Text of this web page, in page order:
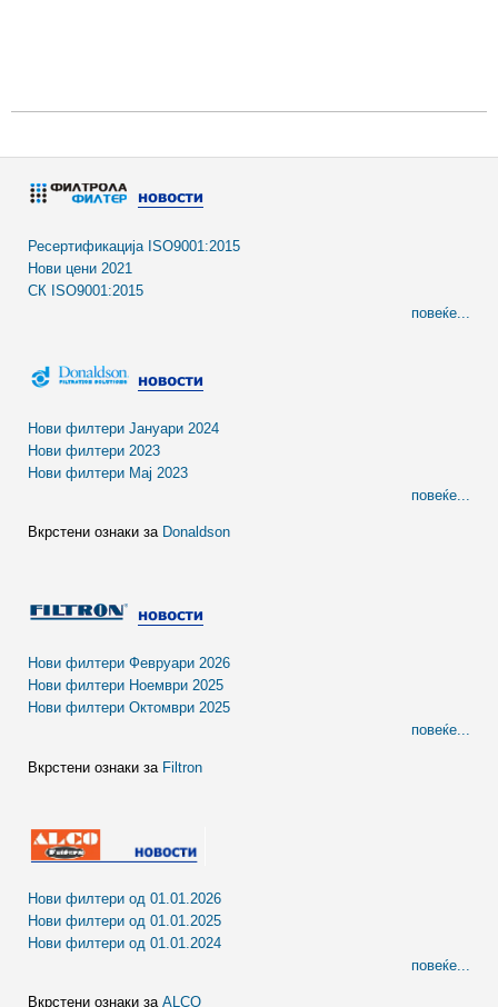
Ресертификација ISO9001:2015
Нови цени 2021
СК ISO9001:2015
повеќе...
Нови филтери Јануари 2024
Нови филтери 2023
Нови филтери Мај 2023
повеќе...
Вкрстени ознаки за Donaldson
Нови филтери Февруари 2026
Нови филтери Ноември 2025
Нови филтери Октомври 2025
повеќе...
Вкрстени ознаки за Filtron
Нови филтери од 01.01.2026
Нови филтери од 01.01.2025
Нови филтери од 01.01.2024
повеќе...
Вкрстени ознаки за ALCO